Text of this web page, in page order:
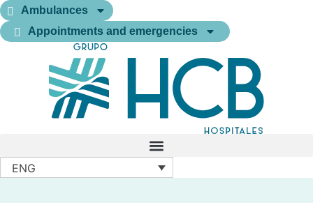
Ambulances
Appointments and emergencies
ENG